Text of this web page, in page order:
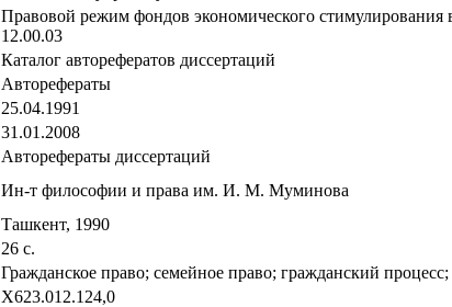
Правовой режим фондов экономического стимулирования
12.00.03
Каталог авторефератов диссертаций
Авторефераты
25.04.1991
31.01.2008
Авторефераты диссертаций
Ин-т философии и права им. И. М. Муминова
Ташкент, 1990
26 с.
Гражданское право; семейное право; гражданский
Х623.012.124,0